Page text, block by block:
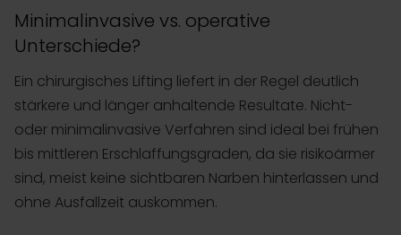
Minimalinvasive vs. operative
Unterschiede?
Ein chirurgisches Lifting liefert in der Regel deutlich
stärkere und länger anhaltende Resultate. Nicht-
oder minimalinvasive Verfahren sind ideal bei frühen
bis mittleren Erschlaffungsgraden, da sie risikoärmer
sind, meist keine sichtbaren Narben hinterlassen und
ohne Ausfallzeit auskommen.